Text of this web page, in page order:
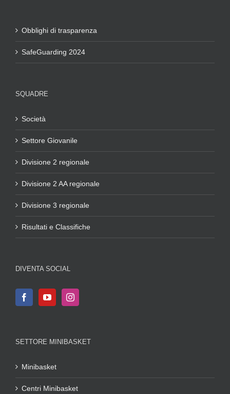
Obblighi di trasparenza
SafeGuarding 2024
SQUADRE
Società
Settore Giovanile
Divisione 2 regionale
Divisione 2 AA regionale
Divisione 3 regionale
Risultati e Classifiche
DIVENTA SOCIAL
SETTORE MINIBASKET
Minibasket
Centri Minibasket